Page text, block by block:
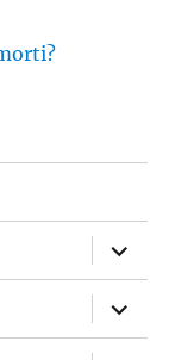
apri
i
menu
child
apri
i
menu